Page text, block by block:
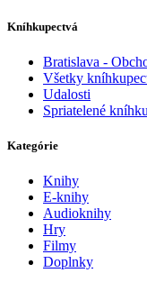
Kníhkupectvá
Bratislava -
Všetky
Udalosti
Spriatelené
Kategórie
Knihy
E-knihy
Audioknihy
Hry
Filmy
Doplnky